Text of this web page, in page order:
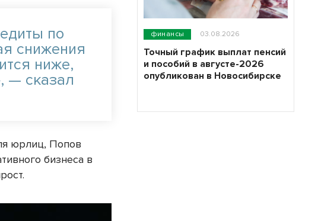
по
снижения
ниже,
— сказал
юрлиц, Попов
бизнеса в
финансы 03.08.2026
Точный график выплат пенсий
и пособий в августе-2026
опубликован в Новосибирске